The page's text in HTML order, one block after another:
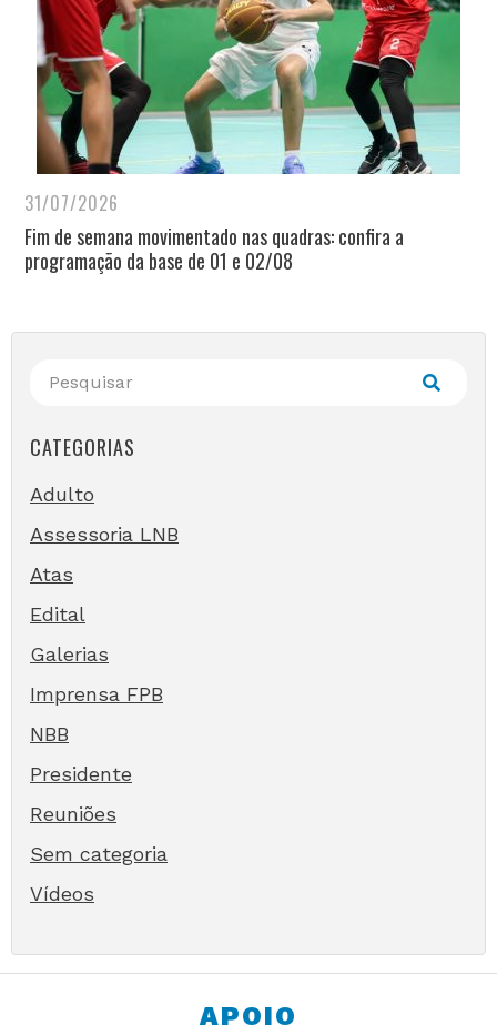
31/07/2026
Fim de semana movimentado nas quadras: confira a
programação da base de 01 e 02/08
CATEGORIAS
Adulto
Assessoria LNB
Atas
Edital
Galerias
Imprensa FPB
NBB
Presidente
Reuniões
Sem categoria
Vídeos
APOIO